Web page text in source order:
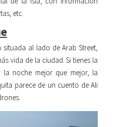
etc.
situada al lado de Arab Street,
vida de la ciudad. Si tienes la
noche mejor que mejor, la
parece de un cuento de Ali